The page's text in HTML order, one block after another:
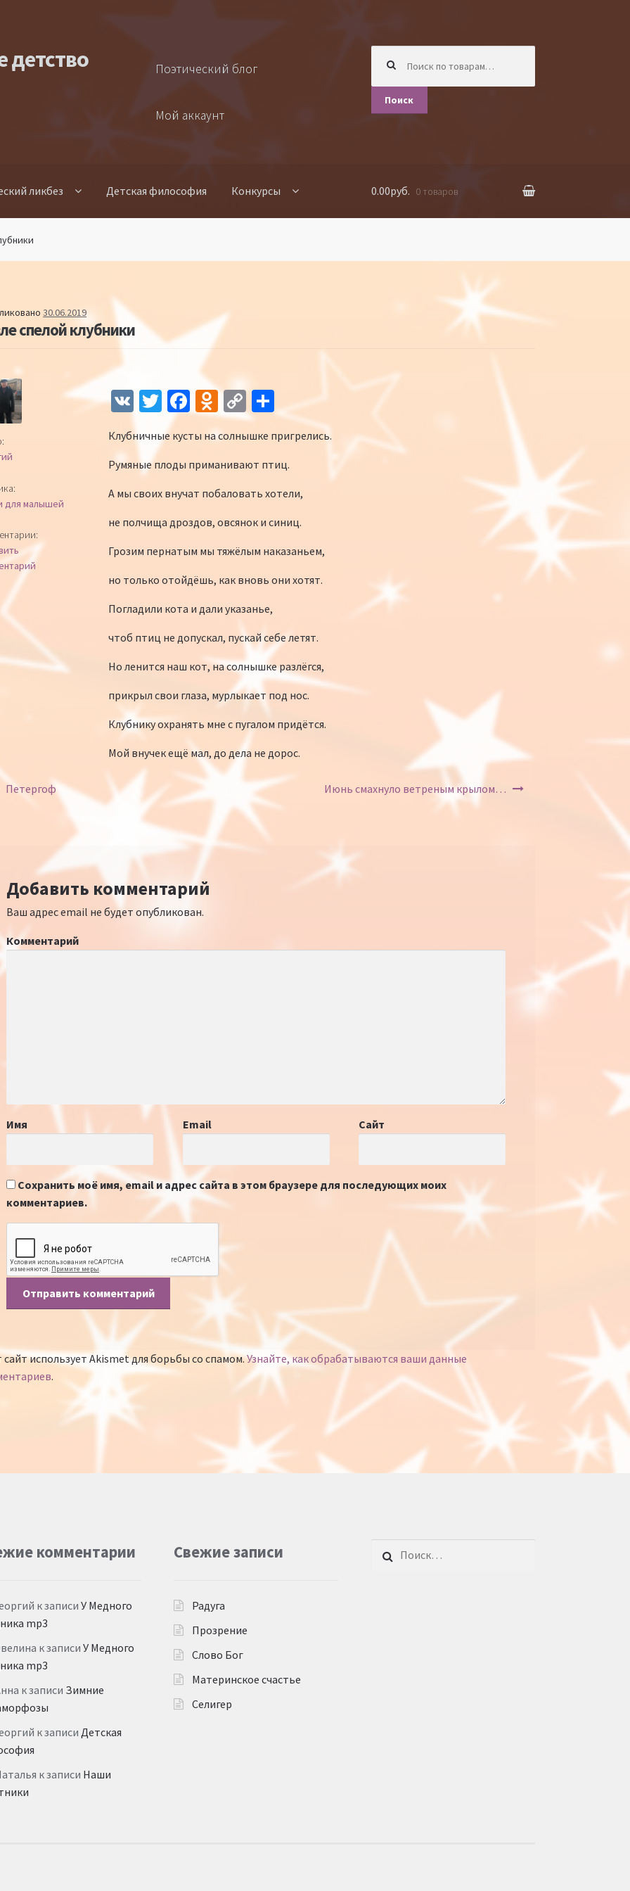
детство Поэтический блог
Мой аккаунт
Поиск
ликбез Детская философия Конкурсы 0.00руб. 0 товаров
30.06.2019
спелой клубники
для малышей
V
K
T
wi
tt
er
Fa
ce
b
o
o
k
O
d
n
o
kl
as
sn
iki
C
o
p
y
Li
n
k
О
т
п
р
а
в
и
ть
Клубничные кусты на солнышке пригрелись.
Румяные плоды приманивают птиц.
А мы своих внучат побаловать хотели,
не полчища дроздов, овсянок и синиц.
Грозим пернатым мы тяжёлым наказаньем,
но только отойдёшь, как вновь они хотят.
Погладили кота и дали указанье,
чтоб птиц не допускал, пускай себе летят.
Но ленится наш кот, на солнышке разлёгся,
прикрыл свои глаза, мурлыкает под нос.
Клубнику охранять мне с пугалом придётся.
Мой внучек ещё мал, до дела не дорос.
Навигация по записям
Петергоф Июнь смахнуло ветреным крылом…
Добавить комментарий
Ваш адрес email не будет опубликован.
Комментарий
Имя Email Сайт
Сохранить моё имя, email и адрес сайта в этом браузере для последующих моих
комментариев.
сайт использует Akismet для борьбы со спамом.Узнайте, как обрабатываются ваши данные
.
комментарии
к записи У Медного
mp3
к записи У Медного
mp3
к записи Зимние
к записи Детская
к записи Наши
Свежие записи
Радуга
Прозрение
Слово Бог
Материнское счастье
Селигер